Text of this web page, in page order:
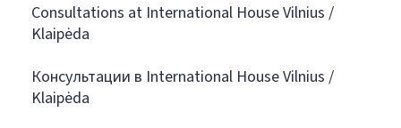
Consultations at International House Vilnius /
Klaipėda
Консультации в International House Vilnius /
Klaipėda